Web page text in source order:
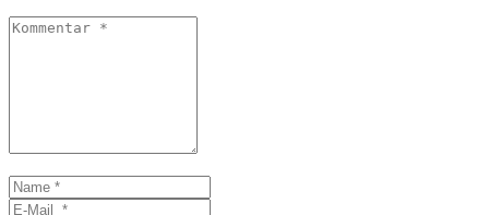
Kommentar
Name
*E-